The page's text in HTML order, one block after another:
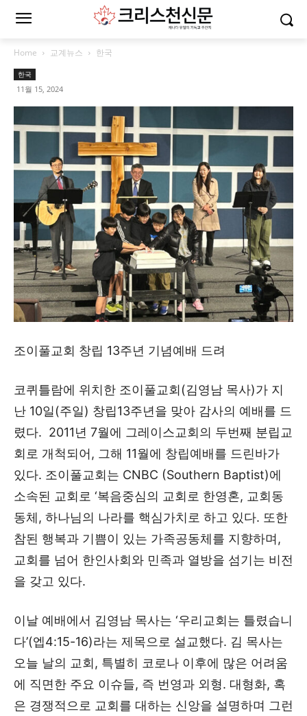
Home 교계뉴스 한국
한국
11월 15, 2024
조이풀교회 창립 13주년 기념예배 드려
코퀴틀람에 위치한 조이풀교회(김영남 목사)가 지
난 10일(주일) 창립13주년을 맞아 감사의 예배를 드
렸다. 2011년 7월에 그레이스교회의 두번째 분립교
회로 개척되어, 그해 11월에 창립예배를 드린바가
있다. 조이풀교회는 CNBC (Southern Baptist)에
소속된 교회로 ‘복음중심의 교회로 한영혼, 교회동
동체, 하나님의 나라를 핵심가치로 하고 있다. 또한
참된 행복과 기쁨이 있는 가족공동체를 지향하며,
교회를 넘어 한인사회와 민족과 열방을 섬기는 비전
을 갖고 있다.
이날 예배에서 김영남 목사는 ‘우리교회는 틀렸습니
다’(엡4:15-16)라는 제목으로 설교했다. 김 목사는
오늘 날의 교회, 특별히 코로나 이후에 많은 어려움
에 직면한 주요 이슈들, 즉 번영과 외형. 대형화, 혹
은 경쟁적으로 교회를 대하는 신앙을 설명하며 그런